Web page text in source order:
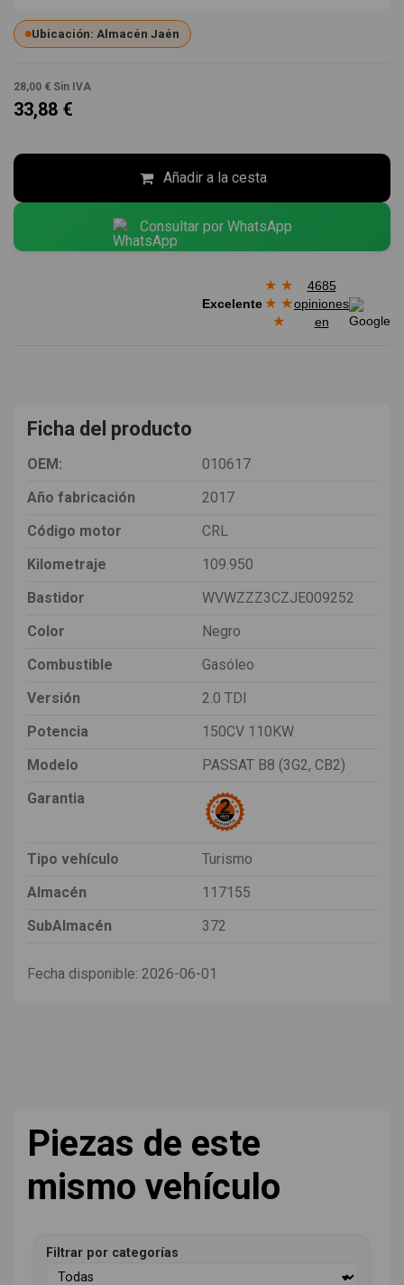
Ubicación: Almacén Jaén
28,00 € Sin IVA
33,88 €
Añadir a la cesta
Consultar por WhatsApp
Excelente
★ ★
★ ★
★
4685
opiniones
en
Ficha del producto
OEM:
010617
Año fabricación
2017
Código motor
CRL
Kilometraje
109.950
Bastidor
WVWZZZ3CZJE009252
Color
Negro
Combustible
Gasóleo
Versión
2.0 TDI
Potencia
150CV 110KW
Modelo
PASSAT B8 (3G2, CB2)
Garantia
Tipo vehículo
Turismo
Almacén
117155
SubAlmacén
372
Fecha disponible: 2026-06-01
Piezas de este
mismo vehículo
Filtrar por categorías